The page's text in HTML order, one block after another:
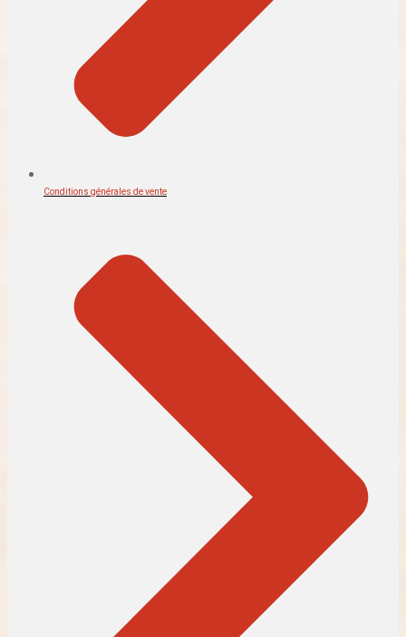
Conditions générales de vente